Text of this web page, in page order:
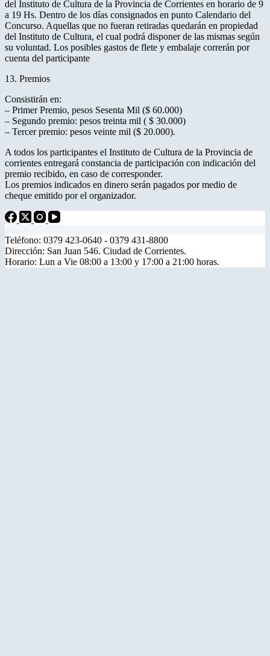
del Instituto de Cultura de la Provincia de Corrientes en horario de 9
a 19 Hs. Dentro de los días consignados en punto Calendario del
Concurso. Aquellas que no fueran retiradas quedarán en propiedad
del Instituto de Cultura, el cual podrá disponer de las mismas según
su voluntad. Los posibles gastos de flete y embalaje correrán por
cuenta del participante
13. Premios
Consistirán en:
– Primer Premio, pesos Sesenta Mil ($ 60.000)
– Segundo premio: pesos treinta mil ( $ 30.000)
– Tercer premio: pesos veinte mil ($ 20.000).
A todos los participantes el Instituto de Cultura de la Provincia de
corrientes entregará constancia de participación con indicación del
premio recibido, en caso de corresponder.
Los premios indicados en dinero serán pagados por medio de
cheque emitido por el organizador.
Teléfono: 0379 423-0640 - 0379 431-8800
Dirección: San Juan 546. Ciudad de Corrientes.
Horario: Lun a Vie 08:00 a 13:00 y 17:00 a 21:00 horas.